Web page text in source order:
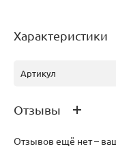
Характеристики
Артикул
Отзывы
Отзывов ещё нет –